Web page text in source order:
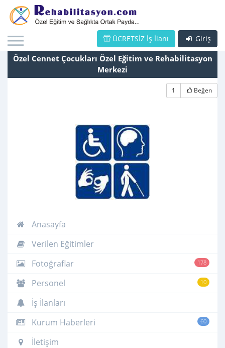
Giriş
ÜCRETSİZ İş İlanı
Özel Cennet Çocukları Özel Eğitim ve Rehabilitasyon
Merkezi
1 Beğen
Anasayfa
Verilen Eğitimler
178
Fotoğraflar
10
Personel
İş İlanları
60
Kurum Haberleri
İletişim